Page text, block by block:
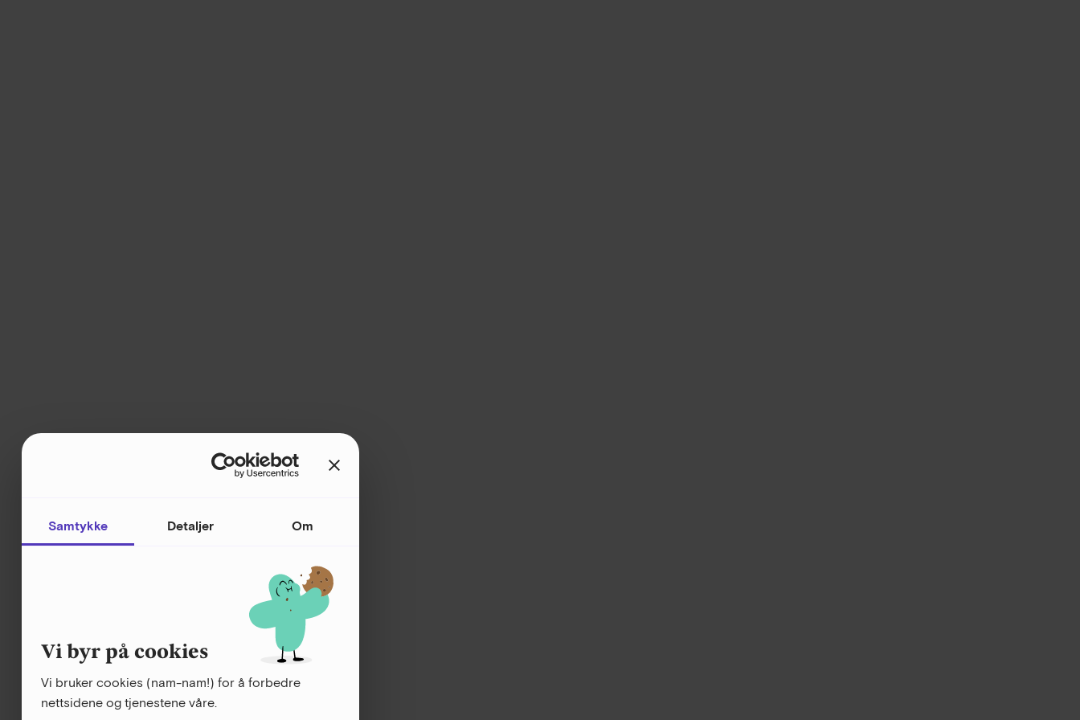
Samtykke Detaljer Om
Vi byr på cookies
Vi bruker cookies (nam-nam!) for å forbedre
nettsidene og tjenestene våre.